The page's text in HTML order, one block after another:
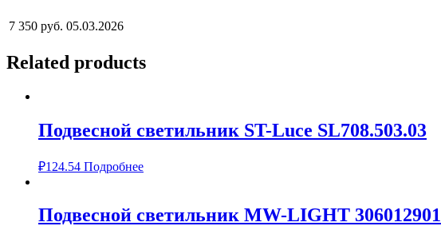
7 350 руб. 05.03.2026
Related products
Подвесной светильник ST-Luce SL708.503.03
₽124.54 Подробнее
Подвесной светильник MW-LIGHT 306012901